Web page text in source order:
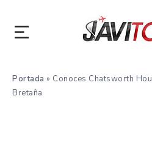
Portada » Conoces Chatsworth
Bretaña